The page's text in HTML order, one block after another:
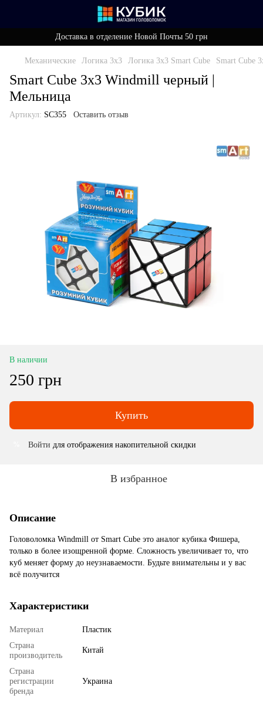
Доставка в отделение Новой Почты 50 грн
Механические Логика 3x3 Логика 3x3 Smart Cube Smart Cube
Smart Cube 3х3 Windmill черный |
Мельница
Артикул: SC355 Оставить отзыв
В наличии
250 грн
Купить
Войти для отображения накопительной скидки
В избранное
Описание
Головоломка Windmill от Smart Cube это аналог кубика Фишера,
только в более изощренной форме. Сложность увеличивает то, что
куб меняет форму до неузнаваемости. Будьте внимательны и у вас
всё получится
Характеристики
Материал
Пластик
Страна
производитель
Китай
Страна
регистрации
бренда
Украина